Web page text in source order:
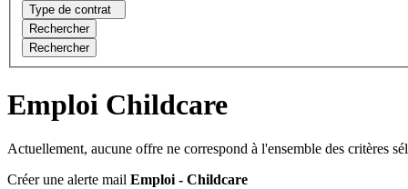
Type de contrat
Rechercher
Rechercher
Emploi Childcare
Actuellement, aucune offre ne correspond à l'ensemble des critères
Créer une alerte mail Emploi - Childcare